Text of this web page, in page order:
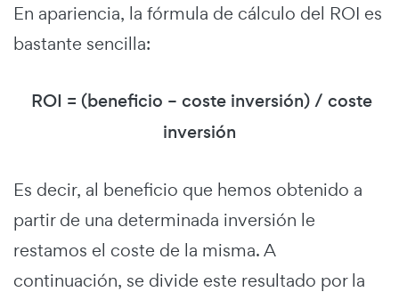
En apariencia, la fórmula de cálculo del ROI es
bastante sencilla:
ROI = (beneficio – coste inversión) / coste
inversión
Es decir, al beneficio que hemos obtenido a
partir de una determinada inversión le
restamos el coste de la misma. A
continuación, se divide este resultado por la